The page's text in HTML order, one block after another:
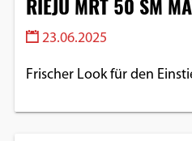
RIEJU MRT 50 SM
23.06.2025
Frischer Look für den